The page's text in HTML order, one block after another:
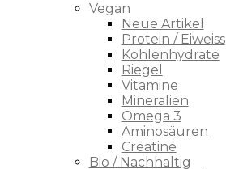
Vegan
Neue Artikel
Protein / Eiweiss
Kohlenhydrate
Riegel
Vitamine
Mineralien
Omega 3
Aminosäuren
Creatine
Bio / Nachhaltig